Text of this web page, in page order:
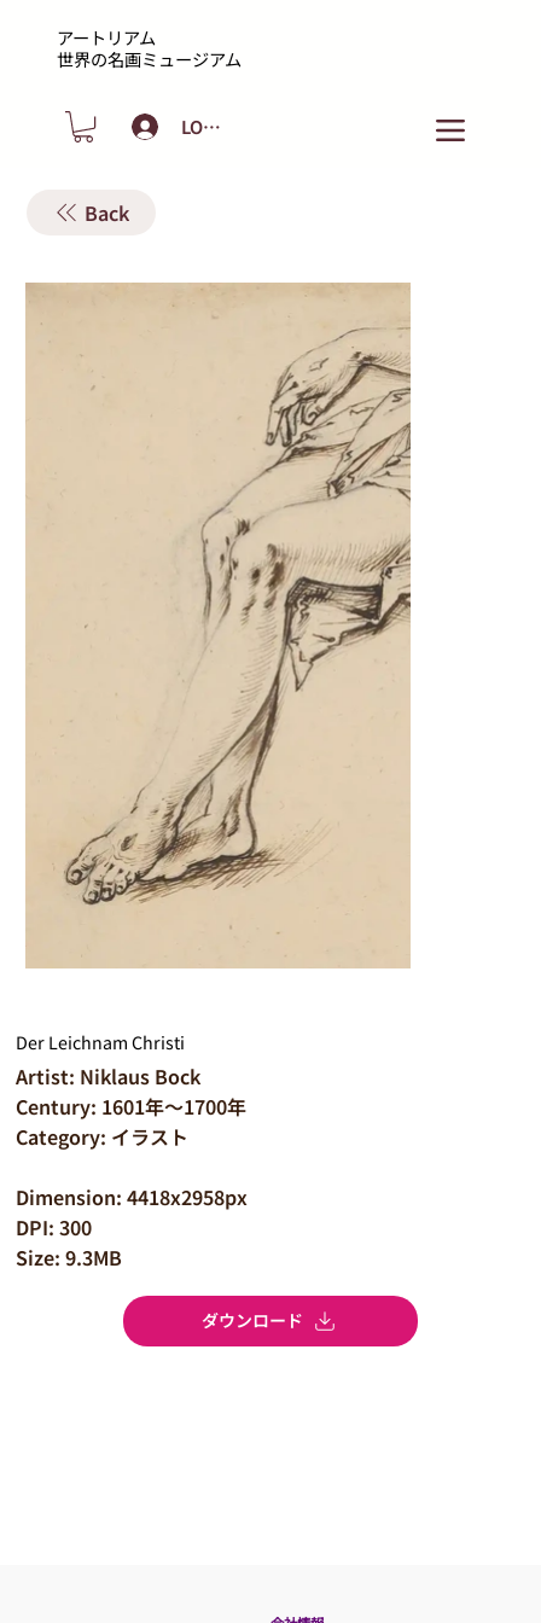
アートリアム
​世界の名画ミュージアム
LOGIN
Back
Der Leichnam Christi
Artist: Niklaus Bock
Century: 1601年～1700年
Category: イラスト
Dimension: 4418x2958px
DPI: 300
Size: 9.3MB
ダウンロード